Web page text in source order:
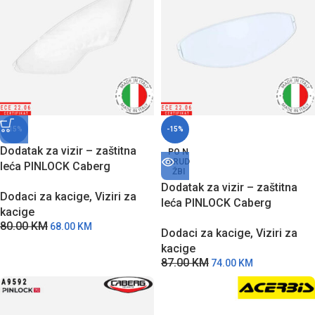
-15%
Dodatak za vizir – zaštitna
leća PINLOCK Caberg
zamagljivanja
Dodaci za kacige, Viziri za
kacige
80.00KM 68.00 KM
-15%
PO N
ARUD
ŽBI
Dodatak za vizir – zaštitna
leća PINLOCK Caberg
zamagljivanja
Dodaci za kacige, Viziri za
kacige
87.00KM 74.00 KM